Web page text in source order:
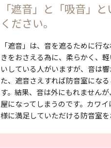
「遮音」と「吸音」
ください。
「遮音」は、音を遮るために行
きをおさえる為に、柔らかく、
いしている人がいますが、音は
た、遮音さえすれば防音室にな
す。結果、音は外にもれません
屋になってしまうのです。カワ
様に満足していただける防音室を